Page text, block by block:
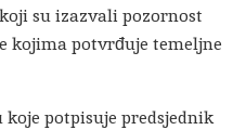
su izazvali pozornost
kojima potvrđuje temeljne
potpisuje predsjednik